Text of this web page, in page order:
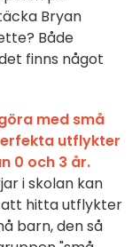
Bryan
Både
finns något
med små
utflykter
0 och 3 år.
i skolan kan
hitta utflykter
barn, den så